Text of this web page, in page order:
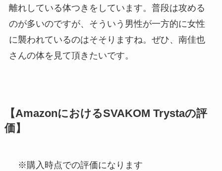
離れしている体つきをしています。普段は攻める
のが多いのですが、そういう男性が一方的に女性
に襲われているのはそそりますね。ぜひ、南佳也
さんの体を見て頂きたいです。
【AmazonにおけるSVAKOM Trystaの評
価】
※購入時点での評価になります